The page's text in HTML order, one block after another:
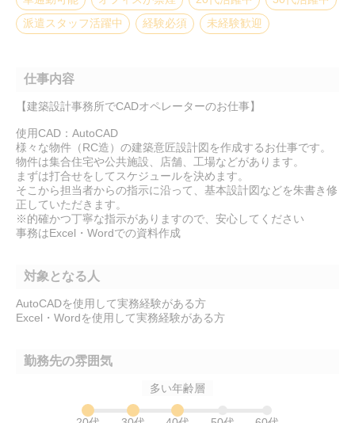
派遣スタッフ活躍中
経験必須 未経験歓迎
仕事内容
【建築設計事務所でCADオペレーターのお仕事】
使用CAD：AutoCAD
様々な物件（RC造）の建築意匠設計図を作成するお仕事です。
物件は集合住宅や公共施設、店舗、工場などがあります。
まずは打合せをしてスケジュールを決めます。
そこから担当者からの指示に沿って、基本設計図などを朱書き修
正していただきます。
※的確かつ丁寧な指示がありますので、安心してください
事務はExcel・Wordでの資料作成
対象となる人
AutoCADを使用して実務経験がある方
Excel・Wordを使用して実務経験がある方
勤務先の雰囲気
多い年齢層